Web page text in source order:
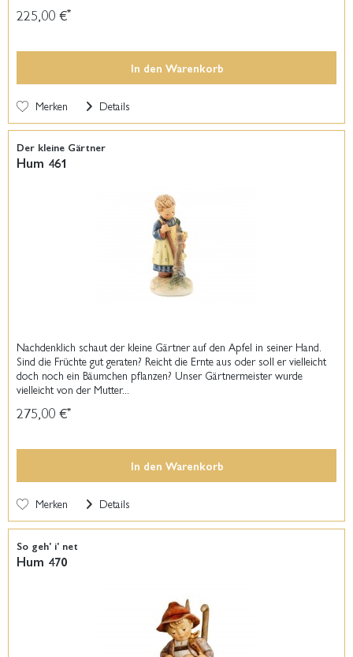
225,00 €*
In den Warenkorb
Merken Details
Der kleine Gärtner
Hum 461
Nachdenklich schaut der kleine Gärtner auf den Apfel in seiner Hand.
Sind die Früchte gut geraten? Reicht die Ernte aus oder soll er vielleicht
doch noch ein Bäumchen pflanzen? Unser Gärtnermeister wurde
vielleicht von der Mutter...
275,00 €*
In den Warenkorb
Merken Details
So geh' i' net
Hum 470